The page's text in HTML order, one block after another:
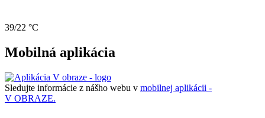
39/22 °C
Mobilná aplikácia
Sledujte informácie z nášho webu v mobilnej aplikácii -
V OBRAZE.